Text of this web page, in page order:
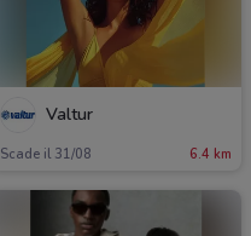
Valtur
Scade il 31/08 6.4 km